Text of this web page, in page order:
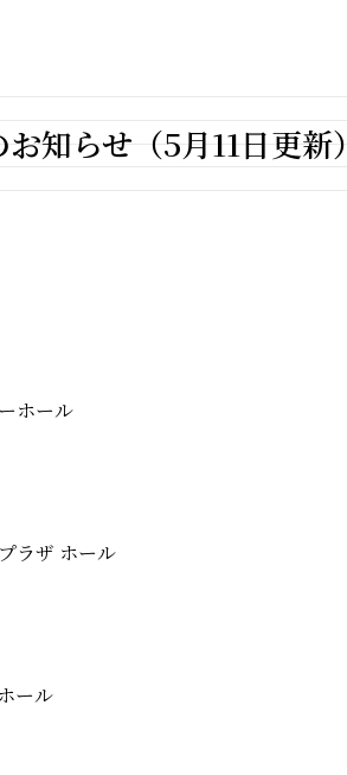
知らせ（5月11日更新）
ホール
ラザ ホール
ール